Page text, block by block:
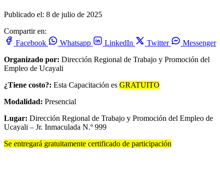
Publicado el: 8 de julio de 2025
Compartir en:
Facebook
Whatsapp LinkedIn Twitter
Messenger
Organizado por: Dirección Regional de Trabajo y Promoción del
Empleo de Ucayali
¿Tiene costo?: Esta Capacitación es GRATUITO
Modalidad: Presencial
Lugar: Dirección Regional de Trabajo y Promoción del Empleo de
Ucayali – Jr. Inmaculada N.º 999
Se entregará gratuitamente certificado de participación